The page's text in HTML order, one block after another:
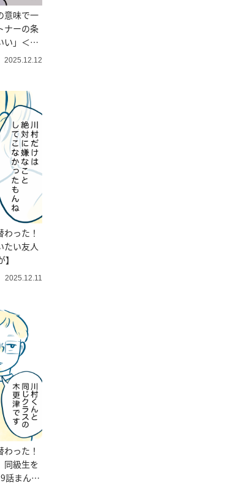
意味で一
ナーの条
い」＜4
2025.12.12
った！
たい友人
2025.12.11
った！
同級生を
話まん